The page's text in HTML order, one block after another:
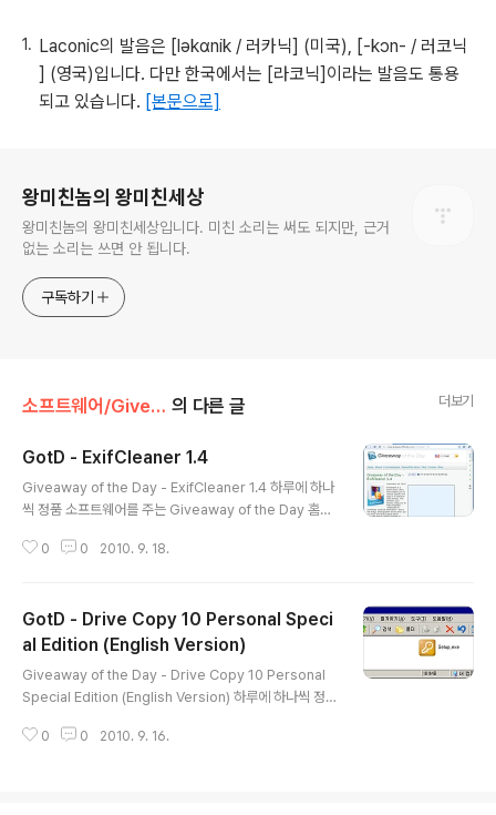
Laconic의 발음은 [ləkɑnik / 러카닉] (미국), [-kɔn- / 러코닉
] (영국)입니다. 다만 한국에서는 [라코닉]이라는 발음도 통용
되고 있습니다. [본문으로]
왕미친놈의 왕미친세상
왕미친놈의 왕미친세상입니다. 미친 소리는 써도 되지만, 근거
없는 소리는 쓰면 안 됩니다.
구독하기
소프트웨어/Giveaway 의 다른 글 더보기
GotD - ExifCleaner 1.4
Giveaway of the Day - ExifCleaner 1.4 하루에 하나
씩 정품 소프트웨어를 주는 Giveaway of the Day 홈페
램을 준다고 합니다. 참고 : 여기에 나온 설명문은 기본적으
먼즈 저작자표시-비영리-변경금지(CC-BY-NC-ND) 2.
0 라이선스에 따라 비상업적 용도로 수정하지 않고 이용해
로그램은 EXIF 태그를 제거하거나, EXIF 데이터를 완전히
없애주는, 일괄 처리를 지원하는 사진 유틸리티입니다. 이
것은 이미지 및 사진사..
0 0 2010. 9. 18.
GotD - Drive Copy 10 Personal Speci
al Edition (English Version)
Giveaway of the Day - Drive Copy 10 Personal
Special Edition (English Version) 하루에 하나씩 정
에서 2010년 9월 16일에 Drive Copy 10 Personal S
0 0 2010. 9. 16.